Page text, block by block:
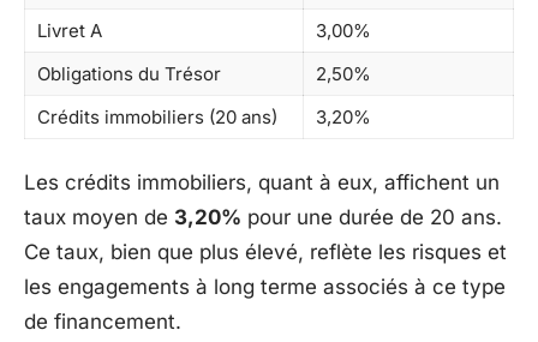
Livret A
3,00%
Obligations du Trésor
2,50%
Crédits immobiliers (20 ans)
3,20%
Les crédits immobiliers, quant à eux, affichent un
taux moyen de 3,20% pour une durée de 20 ans.
Ce taux, bien que plus élevé, reflète les risques et
les engagements à long terme associés à ce type
de financement.